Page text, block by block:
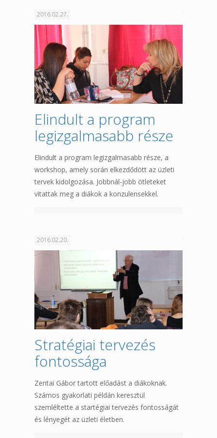
2016.02.27.
Elindult a program
legizgalmasabb része
Elindult a program legizgalmasabb része, a
workshop, amely során elkezdődött az üzleti
tervek kidolgozása. Jobbnál-jobb ötleteket
vitattak meg a diákok a konzulensekkel.
2016.02.20.
Stratégiai tervezés
fontossága
Zentai Gábor tartott előadást a diákoknak.
Számos gyakorlati példán keresztül
szemléltette a startégiai tervezés fontosságát
és lényegét az üzleti életben.